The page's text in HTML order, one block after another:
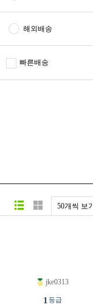
해외배송
빠른배송
50개씩 보기
jke0313
1 등급